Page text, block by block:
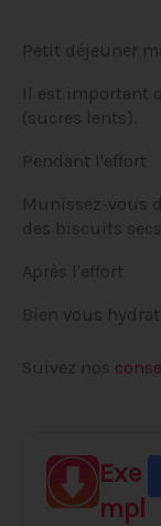
Petit déjeuner
Il est important
(sucres lents).
Pendant l'effort
Munissez-vous
des biscuits secs
Après l'effort
Bien vous
Suivez nos
Exe
mpl